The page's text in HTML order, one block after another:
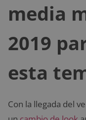
media
2019
esta
Con la llegada del